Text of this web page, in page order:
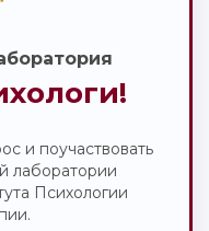
и поучаствовать
лаборатории
Психологии